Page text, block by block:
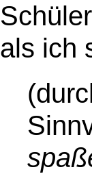
als ich